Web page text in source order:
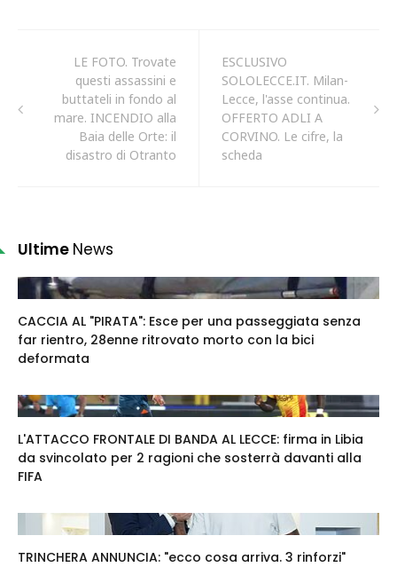
LE FOTO. Trovate
questi assassini e
buttateli in fondo al
mare. INCENDIO alla
Baia delle Orte: il
disastro di Otranto
ESCLUSIVO
SOLOLECCE.IT. Milan-
Lecce, l'asse continua.
OFFERTO ADLI A
CORVINO. Le cifre, la
scheda
Ultime News
CACCIA AL "PIRATA": Esce per una passeggiata senza
far rientro, 28enne ritrovato morto con la bici
deformata
L'ATTACCO FRONTALE DI BANDA AL LECCE: firma in Libia
da svincolato per 2 ragioni che sosterrà davanti alla
FIFA
TRINCHERA ANNUNCIA: "ecco cosa arriva. 3 rinforzi"